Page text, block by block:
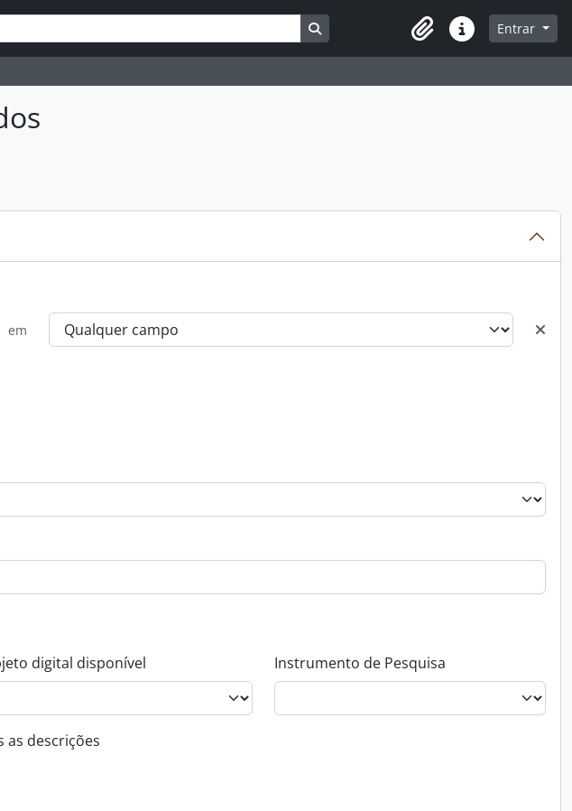
Busque na página de navegação
Atalhos Entrar
em
digital disponível Instrumento de Pesquisa
as descrições